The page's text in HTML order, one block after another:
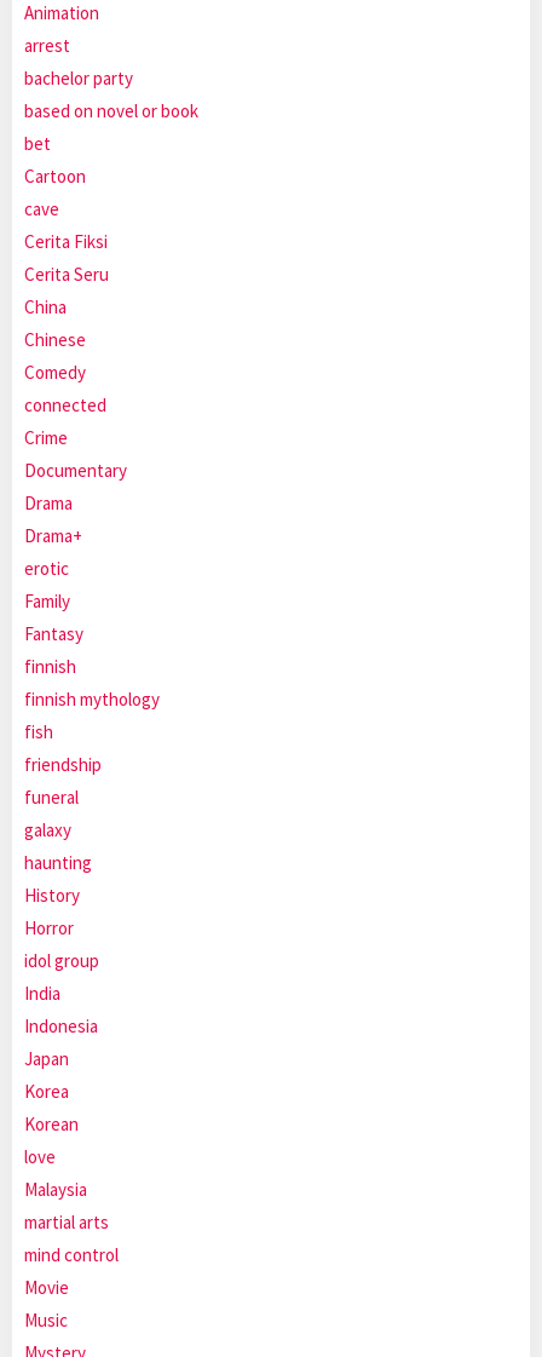
Animation
arrest
bachelor party
based on novel or book
bet
Cartoon
cave
Cerita Fiksi
Cerita Seru
China
Chinese
Comedy
connected
Crime
Documentary
Drama
Drama+
erotic
Family
Fantasy
finnish
finnish mythology
fish
friendship
funeral
galaxy
haunting
History
Horror
idol group
India
Indonesia
Japan
Korea
Korean
love
Malaysia
martial arts
mind control
Movie
Music